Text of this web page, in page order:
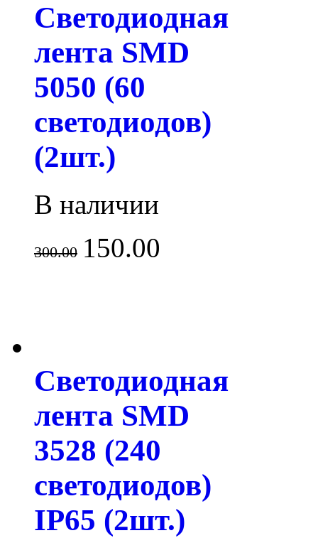
Светодиодная
лента SMD
5050 (60
светодиодов)
(2шт.)
В наличии
300.00 150.00
Светодиодная
лента SMD
3528 (240
светодиодов)
IP65 (2шт.)